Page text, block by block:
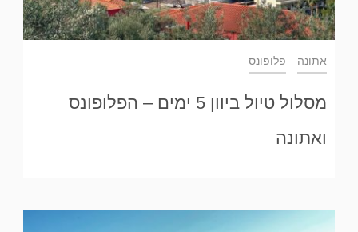
אתונה פלופונס
מסלול טיול ביוון 5 ימים – הפלופונס
ואתונה